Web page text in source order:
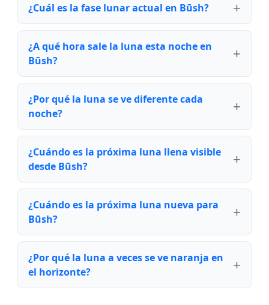
¿Cuál es la fase lunar actual en Būsh?
¿A qué hora sale la luna esta noche en
Būsh?
¿Por qué la luna se ve diferente cada
noche?
¿Cuándo es la próxima luna llena visible
desde Būsh?
¿Cuándo es la próxima luna nueva para
Būsh?
¿Por qué la luna a veces se ve naranja en
el horizonte?